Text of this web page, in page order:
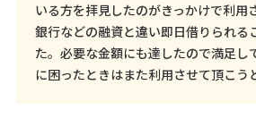
いる方を拝見したのがきっかけで利用
銀行などの融資と違い即日借りられる
た。必要な金額にも達したので満足し
に困ったときはまた利用させて頂こう